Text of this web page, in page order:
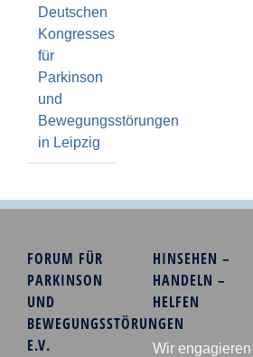
Deutschen
Kongresses
für
Parkinson
und
Bewegungsstörungen
in Leipzig
FORUM FÜR
PARKINSON
UND
BEWEGUNGSSTÖRUNGEN
E.V.
HINSEHEN –
HANDELN –
HELFEN
Wir engagieren